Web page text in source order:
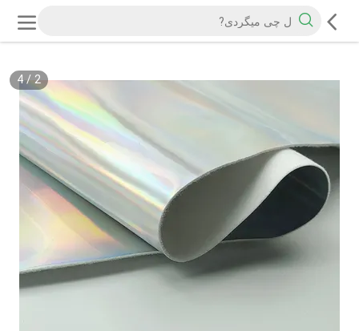
2
/
4